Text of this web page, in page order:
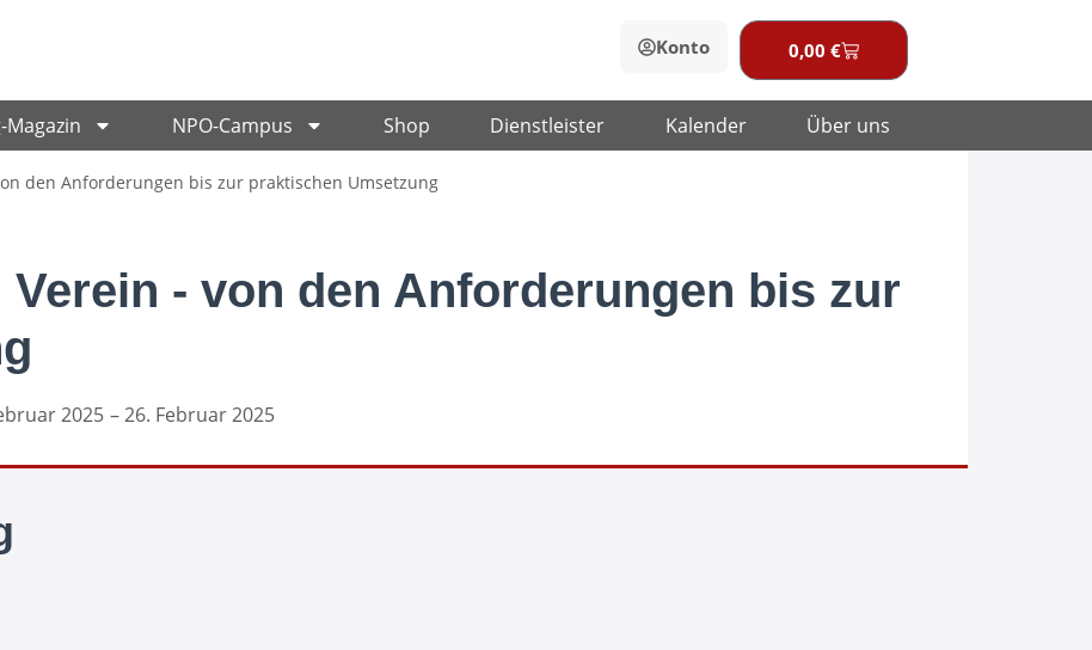
Konto 0,00 €Warenkorb
NPO-Campus Shop Dienstleister Kalender Über uns
den Anforderungen bis zur praktischen Umsetzung
- von den Anforderungen bis zur
2025 – 26. Februar 2025